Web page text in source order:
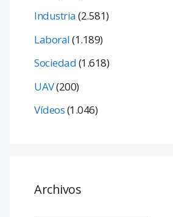
Industria(2.581)
Laboral(1.189)
Sociedad(1.618)
UAV(200)
Vídeos(1.046)
Archivos